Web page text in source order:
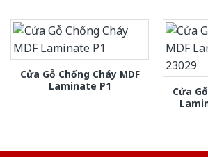
Cửa Gỗ Chống Cháy MDF
Laminate P1
Cửa